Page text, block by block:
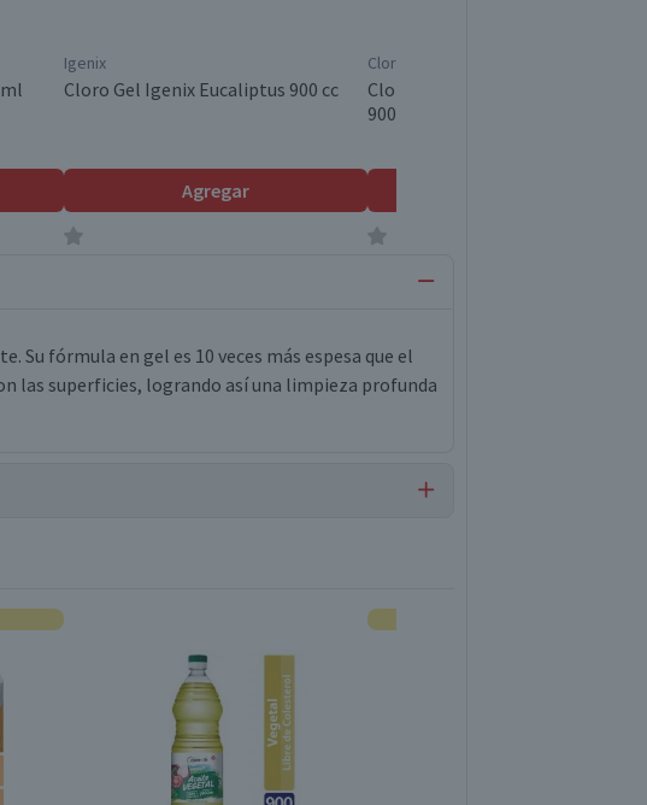
Igenix
Cloro Gel Igenix Eucaliptus 900 cc
Agregar
Clorinda
Cloro Gel Clorinda Flores Silvestres
900 ml
fórmula en gel es 10 veces más espesa que el
las superficies, logrando así una limpieza profunda